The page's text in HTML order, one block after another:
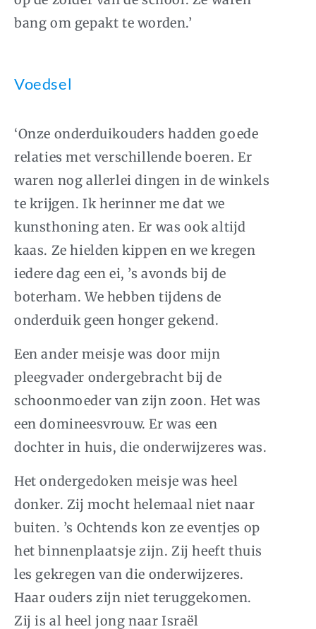
bang om gepakt te worden.’
Voedsel
‘Onze onderduikouders hadden goede
relaties met verschillende boeren. Er
waren nog allerlei dingen in de winkels
te krijgen. Ik herinner me dat we
kunsthoning aten. Er was ook altijd
kaas. Ze hielden kippen en we kregen
iedere dag een ei, ’s avonds bij de
boterham. We hebben tijdens de
onderduik geen honger gekend.
Een ander meisje was door mijn
pleegvader ondergebracht bij de
schoonmoeder van zijn zoon. Het was
een domineesvrouw. Er was een
dochter in huis, die onderwijzeres was.
Het ondergedoken meisje was heel
donker. Zij mocht helemaal niet naar
buiten. ’s Ochtends kon ze eventjes op
het binnenplaatsje zijn. Zij heeft thuis
les gekregen van die onderwijzeres.
Haar ouders zijn niet teruggekomen.
Zij is al heel jong naar Israël